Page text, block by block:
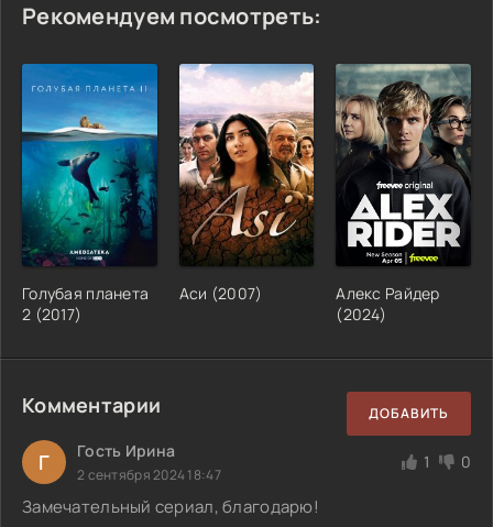
Рекомендуем посмотреть:
Голубая планета
2 (2017)
Аси (2007)
Алекс Райдер
(2024)
Комментарии ДОБАВИТЬ
Г Гость Ирина
2 сентября 2024 18:47
1 0
Замечательный сериал, благодарю!